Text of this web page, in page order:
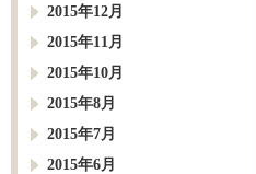
2015年12月
2015年11月
2015年10月
2015年8月
2015年7月
2015年6月